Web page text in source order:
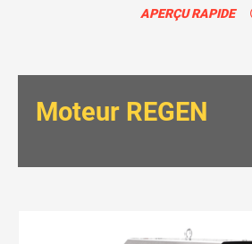
APERÇU RAPIDE
Moteur REGEN